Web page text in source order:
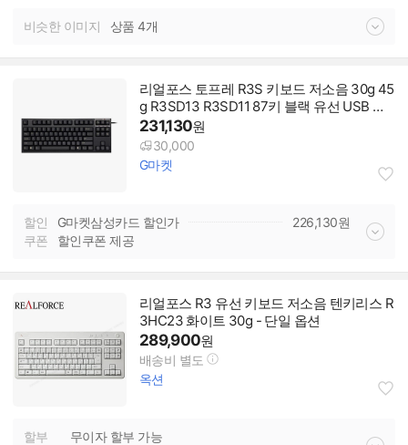
비슷한 이미지 상품 4개
리얼포스 토프레 R3S 키보드 저소음 30g 45
g R3SD13 R3SD11 87키 블랙 유선 USB 영
어 레이아웃
231,130원
30,000
G마켓
할인 G마켓삼성카드 할인가 226,130원
쿠폰
할인쿠폰 제공
리얼포스 R3 유선 키보드 저소음 텐키리스 R
3HC23 화이트 30g - 단일 옵션
289,900원
배송비 별도
옥션
할부
무이자 할부 가능